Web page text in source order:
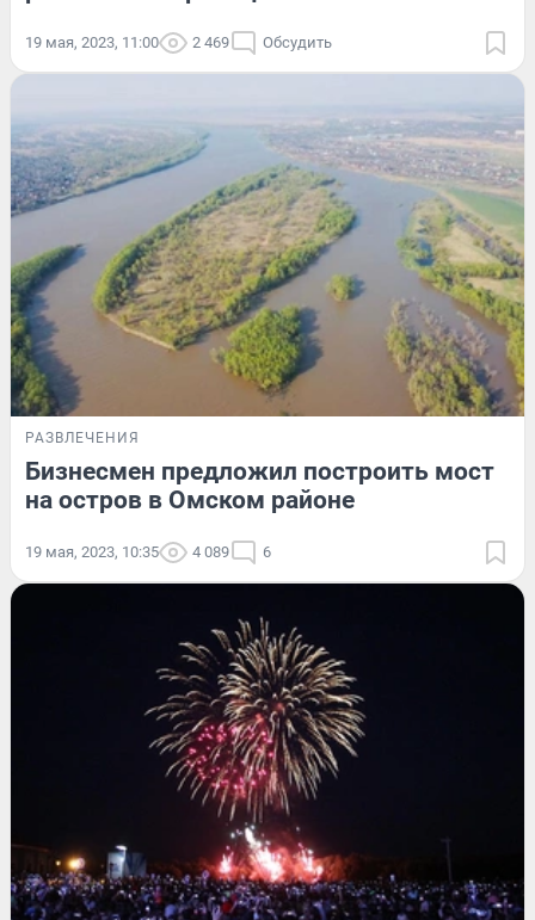
19 мая, 2023, 11:00 2 469 Обсудить
РАЗВЛЕЧЕНИЯ
Бизнесмен предложил построить мост
на остров в Омском районе
19 мая, 2023, 10:35 4 089 6